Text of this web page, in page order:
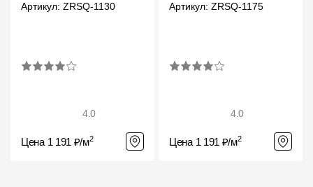
Артикул: ZRSQ-1130
4.0
Цена 1 191 ₽/м2
Артикул: ZRSQ-1175
4.0
Цена 1 191 ₽/м2